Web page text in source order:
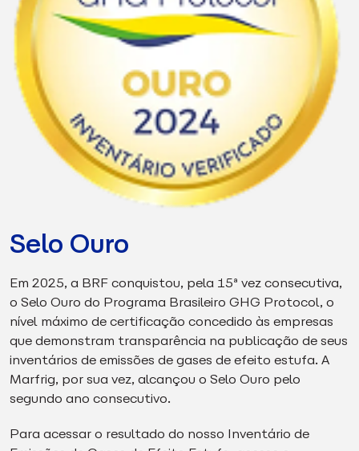
Selo Ouro
Em 2025, a BRF conquistou, pela 15ª vez consecutiva,
o Selo Ouro do Programa Brasileiro GHG Protocol, o
nível máximo de certificação concedido às empresas
que demonstram transparência na publicação de seus
inventários de emissões de gases de efeito estufa. A
Marfrig, por sua vez, alcançou o Selo Ouro pelo
segundo ano consecutivo.
Para acessar o resultado do nosso Inventário de